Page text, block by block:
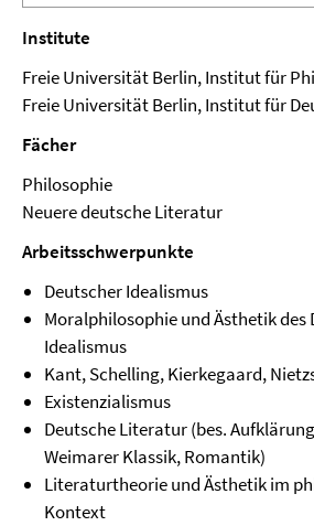
Institute
Freie Universität Berlin, Institut für
Freie Universität Berlin, Institut für
Fächer
Philosophie
Neuere deutsche Literatur
Arbeitsschwerpunkte
Deutscher Idealismus
Moralphilosophie und Ästhetik des
Idealismus
Kant, Schelling, Kierkegaard,
Existenzialismus
Deutsche Literatur (bes.
Weimarer Klassik, Romantik)
Literaturtheorie und Ästhetik im
Kontext